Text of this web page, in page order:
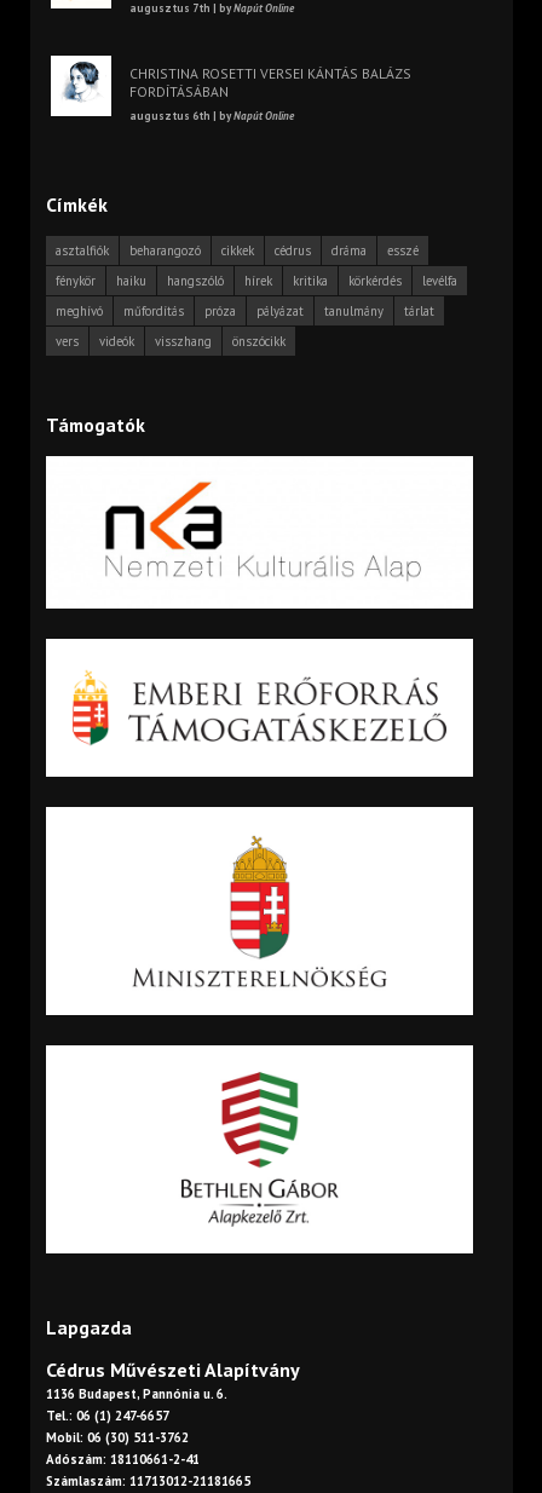
augusztus 7th | byNapút Online
CHRISTINA ROSETTI VERSEI KÁNTÁS BALÁZS
FORDÍTÁSÁBAN
augusztus 6th | byNapút Online
Címkék
asztalfiók beharangozó cikkek cédrus dráma
esszé
fénykör
haiku hangszóló hírek kritika körkérdés
levélfa
meghívó
műfordítás próza pályázat tanulmány
tárlat
vers
videók visszhang önszócikk
Támogatók
Lapgazda
Cédrus Művészeti Alapítvány
1136 Budapest, Pannónia u. 6.
Tel.: 06 (1) 247-6657
Mobil: 06 (30) 511-3762
Adószám: 18110661-2-41
Számlaszám: 11713012-21181665